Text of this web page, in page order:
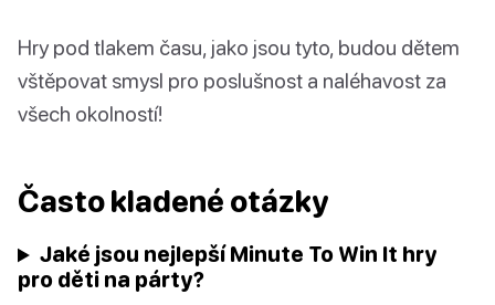
Hry pod tlakem času, jako jsou tyto, budou dětem
vštěpovat smysl pro poslušnost a naléhavost za
všech okolností!
Často kladené otázky
Jaké jsou nejlepší Minute To Win It hry
pro děti na párty?